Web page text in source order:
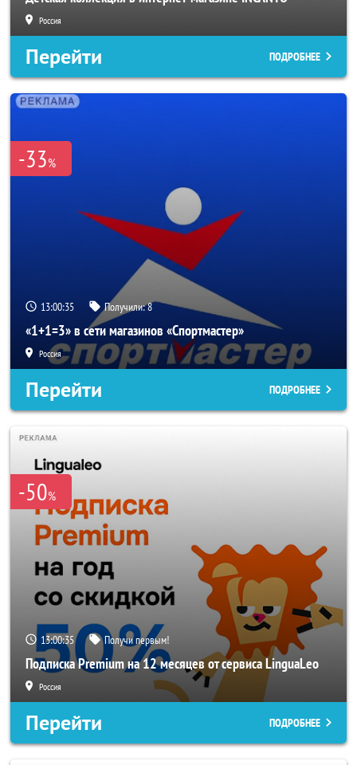
Россия
Перейти ПОДРОБНЕЕ
-33%
13:00:33 Получили:8
«1+1=3» в сети магазинов «Спортмастер»
Россия
Перейти ПОДРОБНЕЕ
-50%
13:00:33 Получи первым!
Подписка Premium на 12 месяцев от сервиса LinguaLeo
Россия
Перейти ПОДРОБНЕЕ